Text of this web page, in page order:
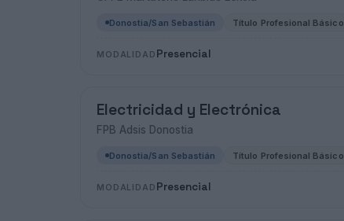
Donostia/San Sebastián Título Profesional Básico
MODALIDAD Presencial
Electricidad y Electrónica
FPB Adsis Donostia
Donostia/San Sebastián Título Profesional Básico
MODALIDAD Presencial